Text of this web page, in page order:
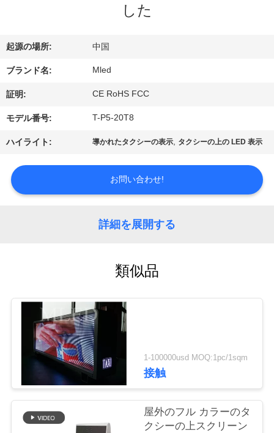
い
て
工
場
旅
行
COMPANY
NEWS
した
起源の場所: 中国
ブランド名: Mled
証明: CE RoHS FCC
モデル番号: T-P5-20T8
ハイライト: 導かれたタクシーの表示, タクシーの上の LED 表示
お問い合わせ!
詳細を展開する
類似品
1-100000usd MOQ:1pc/1sqm
接触
屋外のフル カラーのタ
クシーの上スクリーン